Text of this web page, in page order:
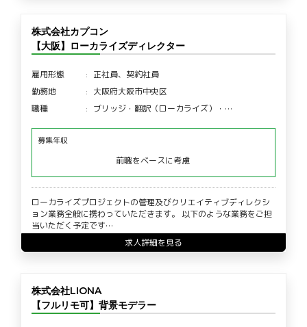
株式会社カプコン
【大阪】ローカライズディレクター
雇用形態
正社員、契約社員
勤務地
大阪府大阪市中央区
職種
ブリッジ・翻訳（ローカライズ）・…
募集年収
前職をベースに考慮
ローカライズプロジェクトの管理及びクリエイティブディレクシ
ョン業務全般に携わっていただきます。 以下のような業務をご担
当いただく予定です…
求人詳細を見る
株式会社LIONA
【フルリモ可】背景モデラー